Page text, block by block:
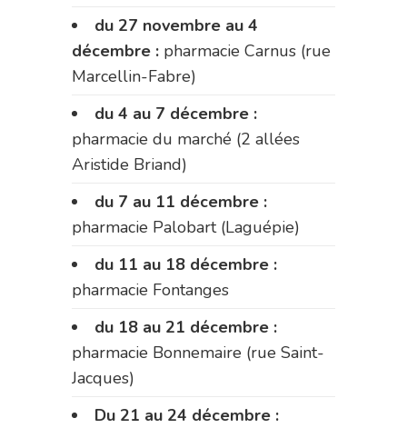
du 27 novembre au 4
décembre : pharmacie Carnus (rue
Marcellin-Fabre)
du 4 au 7 décembre :
pharmacie du marché (2 allées
Aristide Briand)
du 7 au 11 décembre :
pharmacie Palobart (Laguépie)
du 11 au 18 décembre :
pharmacie Fontanges
du 18 au 21 décembre :
pharmacie Bonnemaire (rue Saint-
Jacques)
Du 21 au 24 décembre :